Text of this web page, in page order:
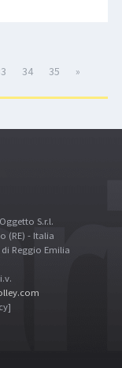
34 35 »
S.r.l.
(RE) - Italia
di Reggio Emilia